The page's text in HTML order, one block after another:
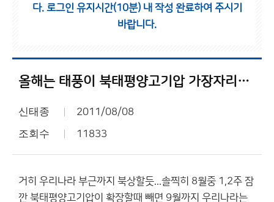
다. 로그인 유지시간(10분) 내 작성 완료하여 주시기
바랍니다.
올해는 태풍이 북태평양고기압 가장자리만 타게되면...
신태종 2011/08/08
조회수 11833
거히 우리나라 부근까지 북상할듯...솔찍히 8월중 1,2주 잠
깐 북태평양고기압이 확장할때 빼면 9월까지 우리나라는